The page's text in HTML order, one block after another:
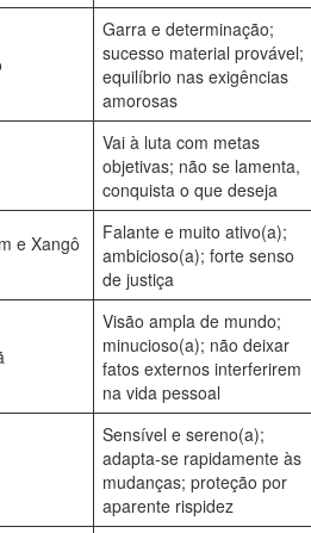
Garra e determinação;
sucesso material provável;
equilíbrio nas exigências
amorosas
Vai à luta com metas
objetivas; não se lamenta,
conquista o que deseja
e Xangô
Falante e muito ativo(a);
ambicioso(a); forte senso
de justiça
Visão ampla de mundo;
minucioso(a); não deixar
fatos externos interferirem
na vida pessoal
Sensível e sereno(a);
adapta-se rapidamente às
mudanças; proteção por
aparente rispidez